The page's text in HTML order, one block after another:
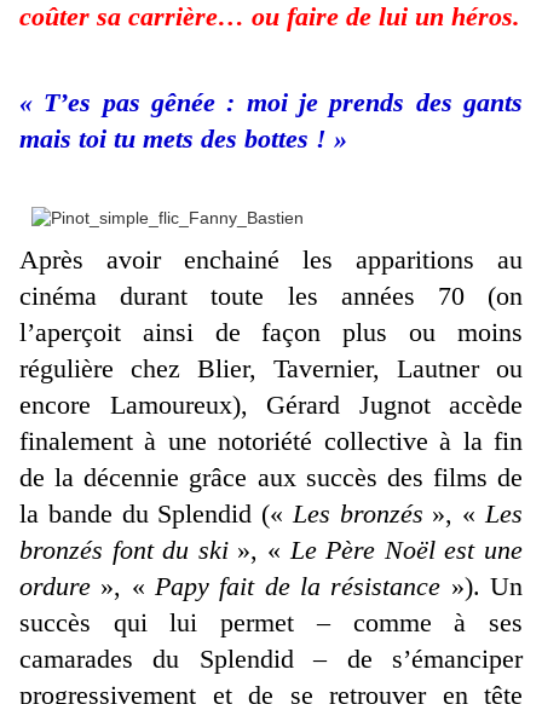
coûter sa carrière… ou faire de lui un héros.
« T’es pas gênée : moi je prends des gants
mais toi tu mets des bottes ! »
Après avoir enchainé les apparitions au
cinéma durant toute les années 70 (on
l’aperçoit ainsi de façon plus ou moins
régulière chez Blier, Tavernier, Lautner ou
encore Lamoureux), Gérard Jugnot accède
finalement à une notoriété collective à la fin
de la décennie grâce aux succès des films de
la bande du Splendid («Les bronzés », «Les
bronzés font du ski», «Le Père Noël est une
ordure », « Papy fait de la résistance »). Un
succès qui lui permet – comme à ses
camarades du Splendid – de s’émanciper
progressivement et de se retrouver en tête